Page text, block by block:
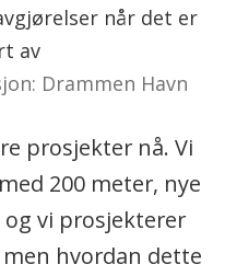
når det er
av
Drammen Havn
prosjekter nå. Vi
200 meter, nye
vi prosjekterer
hvordan dette